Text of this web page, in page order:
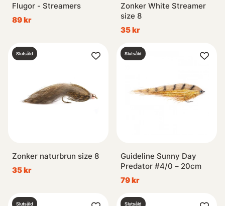
Flugor - Streamers
89 kr
Zonker White Streamer
size 8
35 kr
Slutsåld
Zonker naturbrun size 8
35 kr
Slutsåld
Guideline Sunny Day
Predator #4/0 – 20cm
79 kr
Slutsåld Slutsåld